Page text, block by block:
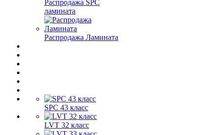
Распродажа SPC
ламината
Распродажа Ламината
SPC 43 класс
LVT 32 класс